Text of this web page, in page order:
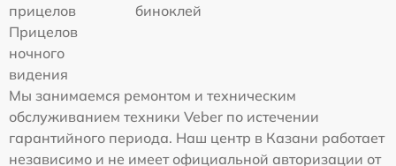
прицелов
биноклей
Прицелов
ночного
видения
Мы занимаемся ремонтом и техническим
обслуживанием техники Veber по истечении
гарантийного периода. Наш центр в Казани работает
независимо и не имеет официальной авторизации от